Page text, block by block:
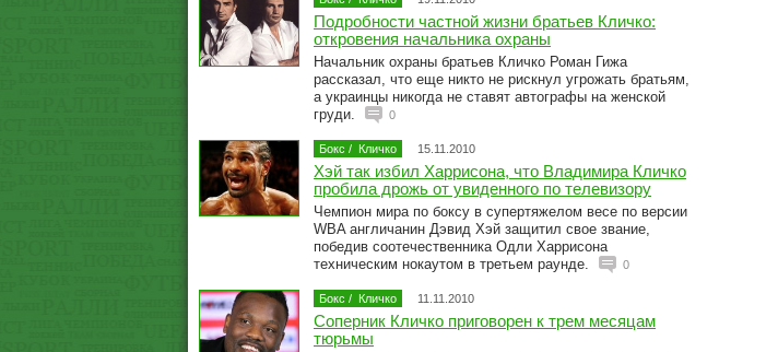
Подробности частной жизни братьев Кличко:
откровения начальника охраны
Начальник охраны братьев Кличко Роман Гижа
рассказал, что еще никто не рискнул угрожать братьям,
а украинцы никогда не ставят автографы на женской
груди.
0
Бокс / Кличко 15.11.2010
Хэй так избил Харрисона, что Владимира Кличко
пробила дрожь от увиденного по телевизору
Чемпион мира по боксу в супертяжелом весе по версии
WBA англичанин Дэвид Хэй защитил свое звание,
победив соотечественника Одли Харрисона
техническим нокаутом в третьем раунде.
0
Бокс / Кличко 11.11.2010
Соперник Кличко приговорен к трем месяцам
тюрьмы